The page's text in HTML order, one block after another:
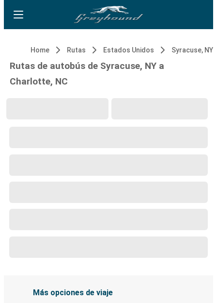
Home Rutas Estados Unidos Syracuse, NY
Rutas de autobús de Syracuse, NY a
Charlotte, NC
Más opciones de viaje